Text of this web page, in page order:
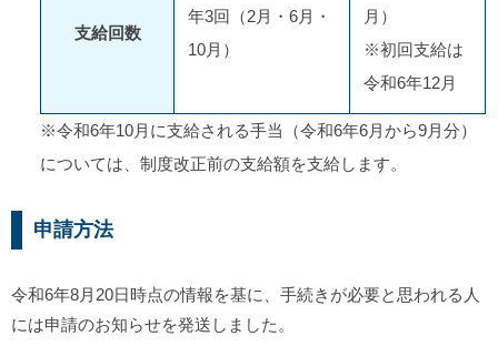
支給回数
年3回（2月・6月・
10月）
月）
※初回支給は
令和6年12月
※令和6年10月に支給される手当（令和6年6月から9月分）
については、制度改正前の支給額を支給します。
申請方法
令和6年8月20日時点の情報を基に、手続きが必要と思われる人
には申請のお知らせを発送しました。